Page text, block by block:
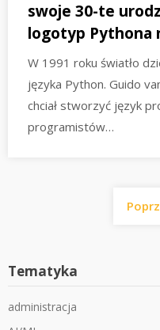
swoje 30-te
logotyp Pythona
W 1991 roku światło
języka Python. Guido
chciał stworzyć język
programistów…
Tematyka
administracja